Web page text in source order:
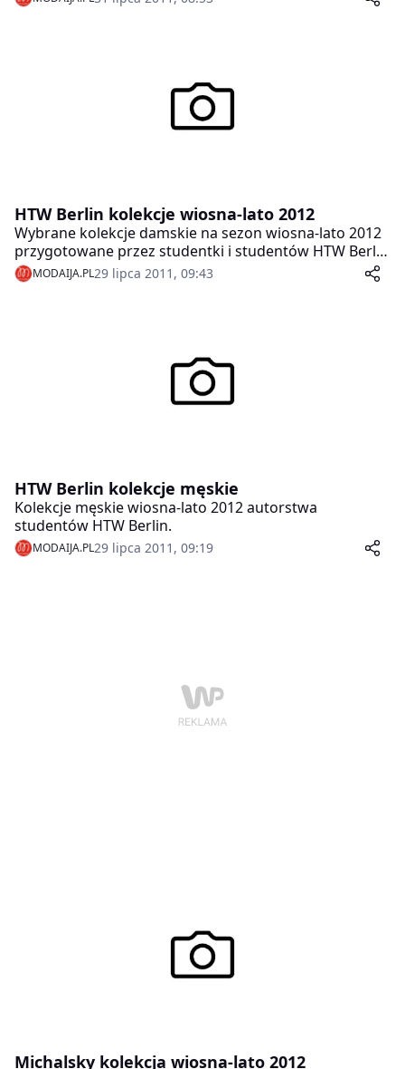
oczywiście na sezon wiosna-lato 2012.
HTW Berlin kolekcje wiosna-lato 2012
Wybrane kolekcje damskie na sezon wiosna-lato 2012
przygotowane przez studentki i studentów HTW Berlin
zaprezentowane na pokazie mody w Brandenburger
Tor w Berlinie.
MODAIJA.PL29 lipca 2011, 09:43
HTW Berlin kolekcje męskie
Kolekcje męskie wiosna-lato 2012 autorstwa
studentów HTW Berlin.
MODAIJA.PL29 lipca 2011, 09:19
Michalsky kolekcja wiosna-lato 2012